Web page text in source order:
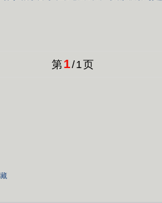
第1/1页